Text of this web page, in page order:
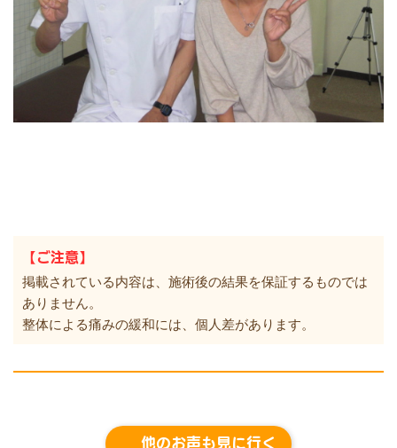
【ご注意】
掲載されている内容は、施術後の結果を保証するものでは
ありません。
整体による痛みの緩和には、個人差があります。
他のお声も見に行く